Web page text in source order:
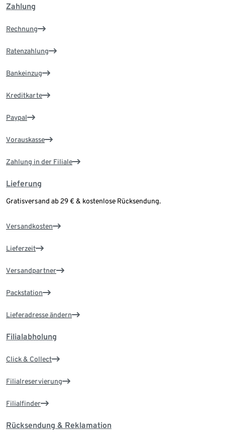
Zahlung
Rechnung
Ratenzahlung
Bankeinzug
Kreditkarte
Paypal
Vorauskasse
Zahlung in der Filiale
Lieferung
Gratisversand ab 29 € & kostenlose Rücksendung.
Versandkosten
Lieferzeit
Versandpartner
Packstation
Lieferadresse ändern
Filialabholung
Click & Collect
Filialreservierung
Filialfinder
Rücksendung & Reklamation